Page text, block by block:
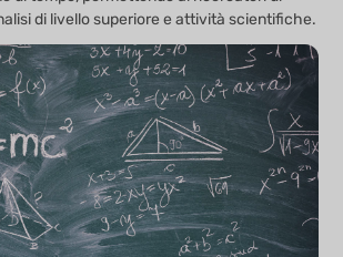
di livello superiore e attività scientifiche.